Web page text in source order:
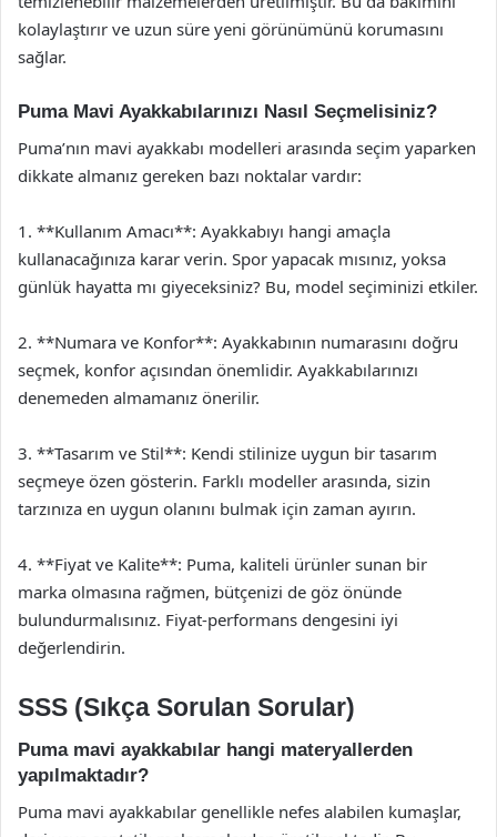
kolaylaştırır ve uzun süre yeni görünümünü korumasını
sağlar.
Puma Mavi Ayakkabılarınızı Nasıl Seçmelisiniz?
Puma’nın mavi ayakkabı modelleri arasında seçim yaparken
dikkate almanız gereken bazı noktalar vardır:
1. **Kullanım Amacı**: Ayakkabıyı hangi amaçla
kullanacağınıza karar verin. Spor yapacak mısınız, yoksa
günlük hayatta mı giyeceksiniz? Bu, model seçiminizi etkiler.
2. **Numara ve Konfor**: Ayakkabının numarasını doğru
seçmek, konfor açısından önemlidir. Ayakkabılarınızı
denemeden almamanız önerilir.
3. **Tasarım ve Stil**: Kendi stilinize uygun bir tasarım
seçmeye özen gösterin. Farklı modeller arasında, sizin
tarzınıza en uygun olanını bulmak için zaman ayırın.
4. **Fiyat ve Kalite**: Puma, kaliteli ürünler sunan bir
marka olmasına rağmen, bütçenizi de göz önünde
bulundurmalısınız. Fiyat-performans dengesini iyi
değerlendirin.
SSS (Sıkça Sorulan Sorular)
Puma mavi ayakkabılar hangi materyallerden
yapılmaktadır?
Puma mavi ayakkabılar genellikle nefes alabilen kumaşlar,